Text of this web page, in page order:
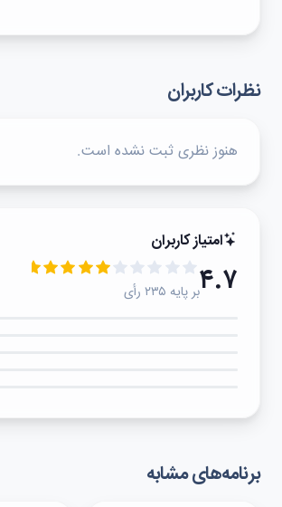
نظرات کاربران
هنوز نظری ثبت نشده است.
امتیاز کاربران
۴.۷بر پایه ۲۳۵ رأی
برنامه‌های مشابه